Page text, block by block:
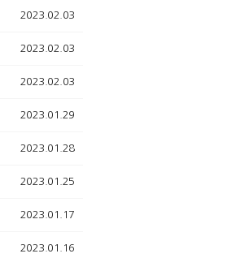
2023.02.03
2023.02.03
2023.02.03
2023.01.29
2023.01.28
2023.01.25
2023.01.17
2023.01.16